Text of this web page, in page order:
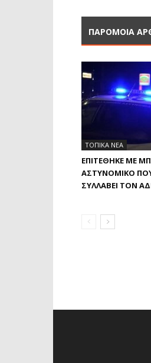
ΠΑΡΟΜΟΙΑ
ΤΟΠΙΚΑ ΝΕΑ
ΕΠΙΤΈΘΗΚΕ ΜΕ
ΑΣΤΥΝΟΜΙΚΌ
ΣΥΛΛΆΒΕΙ ΤΟΝ